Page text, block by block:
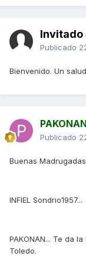
Invitado
Publicado
Bienvenido. Un
Publicado
Buenas
INFIEL Sondrio1957...
PAKONAN... Te da
Toledo.